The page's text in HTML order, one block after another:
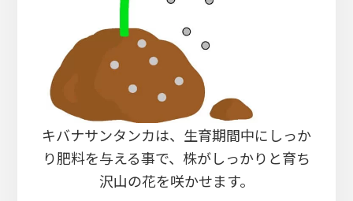
キバナサンタンカは、生育期間中にしっか
り肥料を与える事で、株がしっかりと育ち
沢山の花を咲かせます。